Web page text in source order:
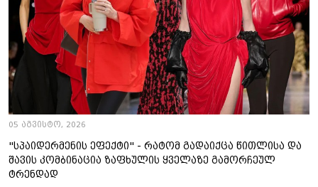
05 აგვისტო, 2026
"სპაიდერმენის ეფექტი" - რატომ გადაიქცა წითლისა და
შავის კომბინაცია ზაფხულის ყველაზე გამორჩეულ
ტრენდად